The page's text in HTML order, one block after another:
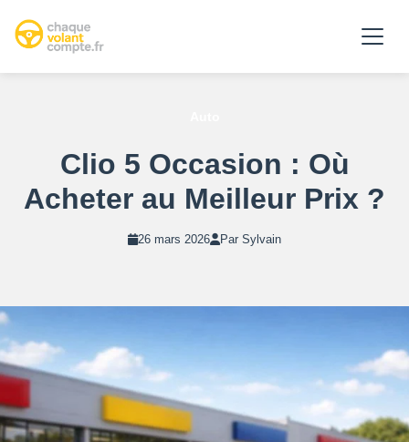
Clio 5 Occasion : Où
Acheter au Meilleur Prix ?
26 mars 2026 Par Sylvain